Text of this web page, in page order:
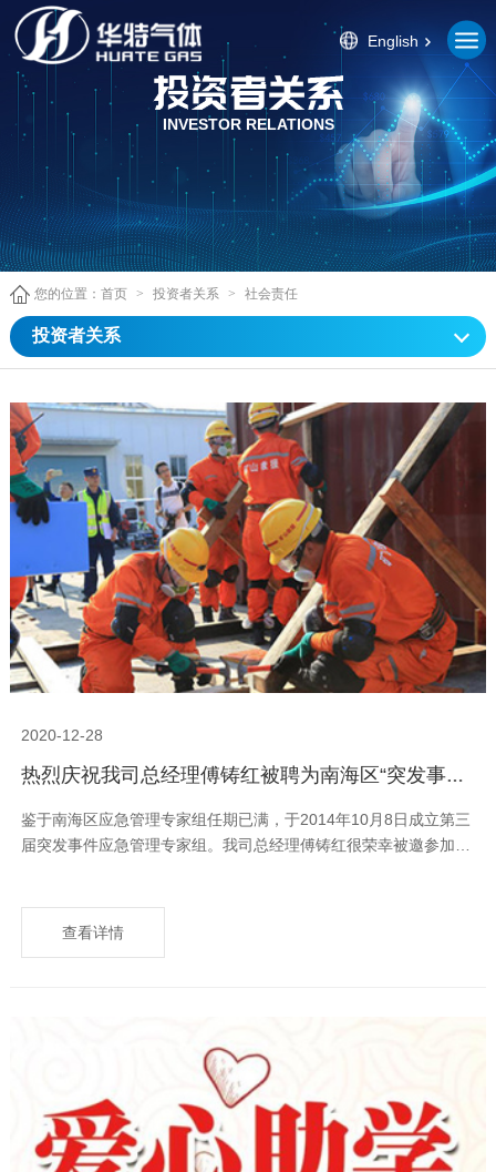
English
INVESTOR RELATIONS
您的位置： 首页 > 投资者关系 > 社会责任
投资者关系
2020-12-28
热烈庆祝我司总经理傅铸红被聘为南海区“突发事件应急管理专家”
鉴于南海区应急管理专家组任期已满，于2014年10月8日成立第三
届突发事件应急管理专家组。我司总经理傅铸红很荣幸被邀参加南
查看详情